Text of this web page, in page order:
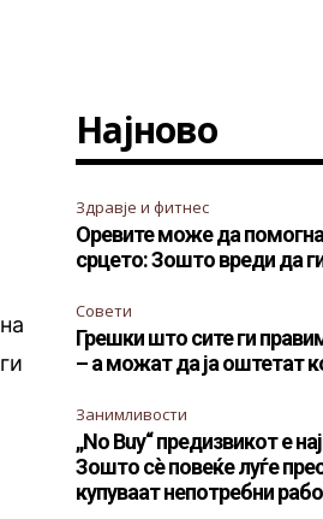
Најново
Здравје и фитнес
Оревите може да
срцето: Зошто вреди да
Совети
Грешки што сите ги
– а можат да ја оштетат
Занимливости
„No Buy“ предизвикот е
Зошто сè повеќе луѓе
купуваат непотребни